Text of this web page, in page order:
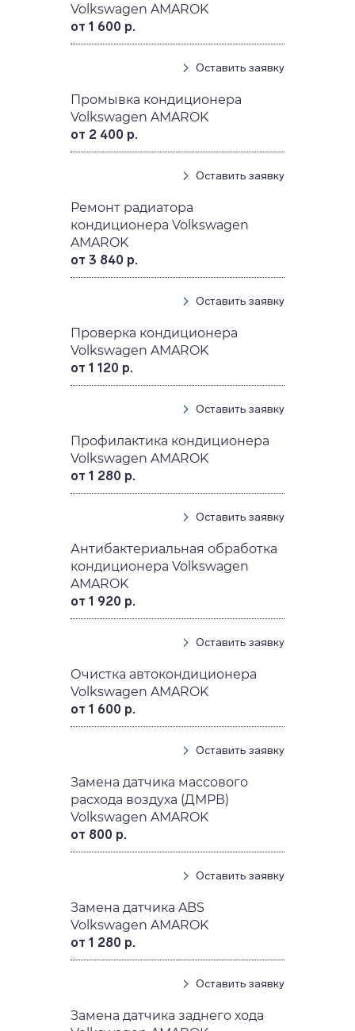
Volkswagen AMAROK
от 1 600 р.
Оставить заявку
Промывка кондиционера
Volkswagen AMAROK
от 2 400 р.
Оставить заявку
Ремонт радиатора
кондиционера Volkswagen
AMAROK
от 3 840 р.
Оставить заявку
Проверка кондиционера
Volkswagen AMAROK
от 1 120 р.
Оставить заявку
Профилактика кондиционера
Volkswagen AMAROK
от 1 280 р.
Оставить заявку
Антибактериальная обработка
кондиционера Volkswagen
AMAROK
от 1 920 р.
Оставить заявку
Очистка автокондиционера
Volkswagen AMAROK
от 1 600 р.
Оставить заявку
Замена датчика массового
расхода воздуха (ДМРВ)
Volkswagen AMAROK
от 800 р.
Оставить заявку
Замена датчика ABS
Volkswagen AMAROK
от 1 280 р.
Оставить заявку
Замена датчика заднего хода